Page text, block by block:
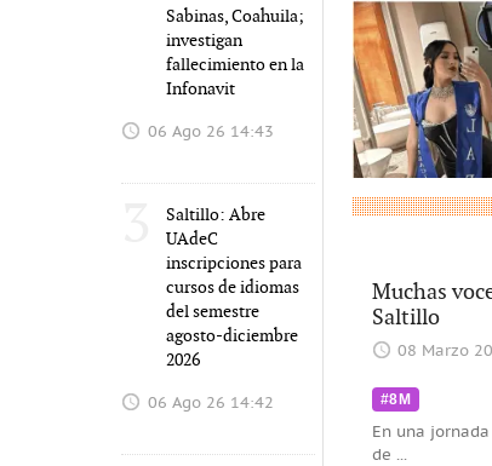
Sabinas, Coahuila;
investigan
fallecimiento en la
Infonavit
06 Ago 26 14:43
Saltillo: Abre
UAdeC
inscripciones para
cursos de idiomas
del semestre
agosto-diciembre
2026
06 Ago 26 14:42
Muchas
Saltillo
08 Marzo
#8M
En una
de ...